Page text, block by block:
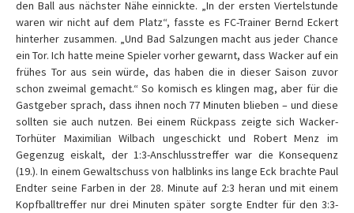
den Ball aus nächster Nähe einnickte. „In der ersten Viertelstunde
waren wir nicht auf dem Platz“, fasste es FC-Trainer Bernd Eckert
hinterher zusammen. „Und Bad Salzungen macht aus jeder Chance
ein Tor. Ich hatte meine Spieler vorher gewarnt, dass Wacker auf ein
frühes Tor aus sein würde, das haben die in dieser Saison zuvor
schon zweimal gemacht.“ So komisch es klingen mag, aber für die
Gastgeber sprach, dass ihnen noch 77 Minuten blieben – und diese
sollten sie auch nutzen. Bei einem Rückpass zeigte sich Wacker-
Torhüter Maximilian Wilbach ungeschickt und Robert Menz im
Gegenzug eiskalt, der 1:3-Anschlusstreffer war die Konsequenz
(19.). In einem Gewaltschuss von halblinks ins lange Eck brachte Paul
Endter seine Farben in der 28. Minute auf 2:3 heran und mit einem
Kopfballtreffer nur drei Minuten später sorgte Endter für den 3:3-